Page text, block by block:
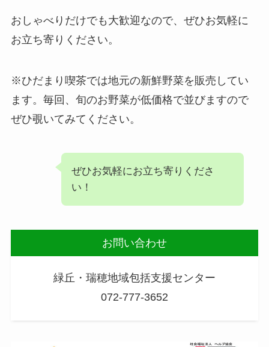
おしゃべりだけでも大歓迎なので、ぜひお気軽に
お立ち寄りください。
※ひだまり喫茶では地元の新鮮野菜を販売してい
ます。毎回、旬のお野菜が低価格で並びますので
ぜひ覗いてみてください。
ぜひお気軽にお立ち寄りくださ
い！
お問い合わせ
緑丘・瑞穂地域包括支援センター
072-777-3652